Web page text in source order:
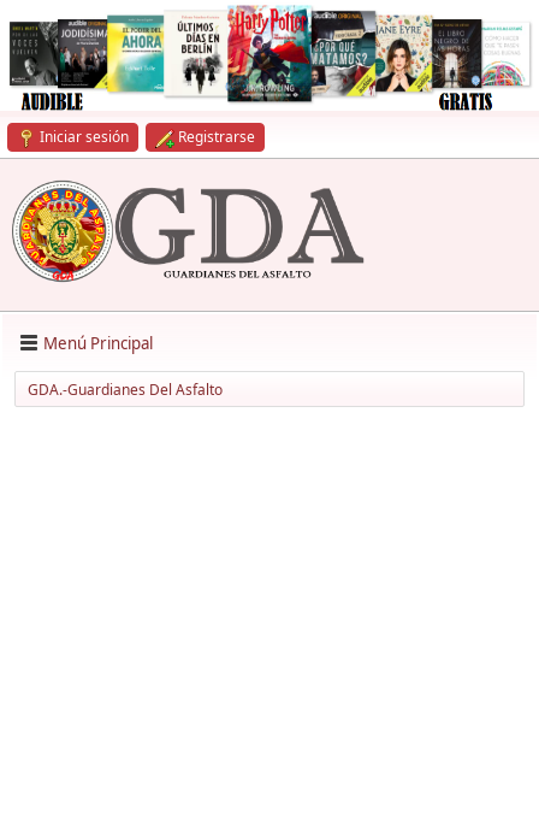
Iniciar sesión Registrarse
Menú Principal
GDA.-Guardianes Del Asfalto